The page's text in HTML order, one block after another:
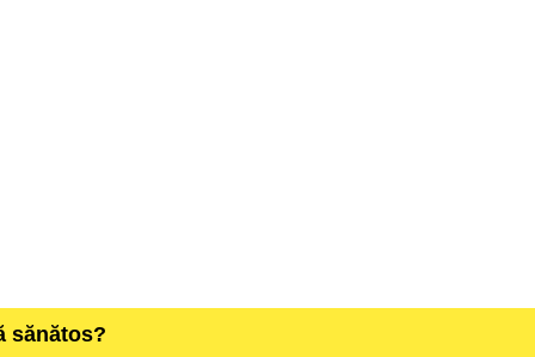
sănătos?